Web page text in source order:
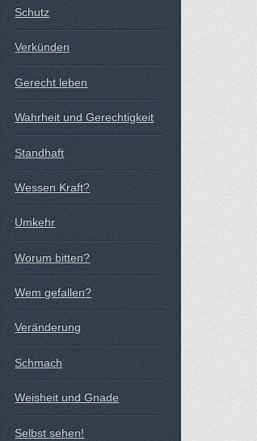
Schutz
Verkünden
Gerecht leben
Wahrheit und Gerechtigkeit
Standhaft
Wessen Kraft?
Umkehr
Worum bitten?
Wem gefallen?
Veränderung
Schmach
Weisheit und Gnade
Selbst sehen!